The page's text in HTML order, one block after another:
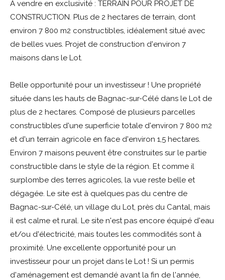
A vendre en exclusivité : TERRAIN POUR PROJET DE
CONSTRUCTION. Plus de 2 hectares de terrain, dont
environ 7 800 m2 constructibles, idéalement situé avec
de belles vues. Projet de construction d'environ 7
maisons dans le Lot.
Belle opportunité pour un investisseur ! Une propriété
située dans les hauts de Bagnac-sur-Célé dans le Lot de
plus de 2 hectares. Composé de plusieurs parcelles
constructibles d'une superficie totale d'environ 7 800 m2
et d'un terrain agricole en face d'environ 1,5 hectares.
Environ 7 maisons peuvent être construites sur le partie
constructible dans le style de la région. Et comme il
surplombe des terres agricoles, la vue reste belle et
dégagée. Le site est à quelques pas du centre de
Bagnac-sur-Célé, un village du Lot, près du Cantal, mais
il est calme et rural. Le site n'est pas encore équipé d'eau
et/ou d'électricité, mais toutes les commodités sont à
proximité. Une excellente opportunité pour un
investisseur pour un projet dans le Lot ! Si un permis
d'aménagement est demandé avant la fin de l'année,